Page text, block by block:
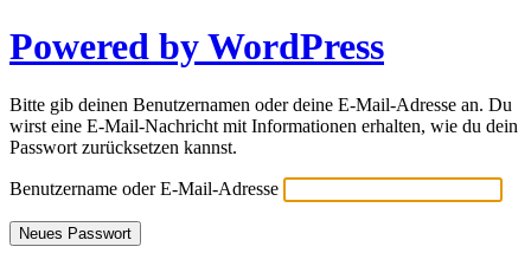
Powered by WordPress
Bitte gib deinen Benutzernamen oder deine E-Mail-Adresse an. Du
wirst eine E-Mail-Nachricht mit Informationen erhalten, wie du dein
Passwort zurücksetzen kannst.
Benutzername oder E-Mail-Adresse